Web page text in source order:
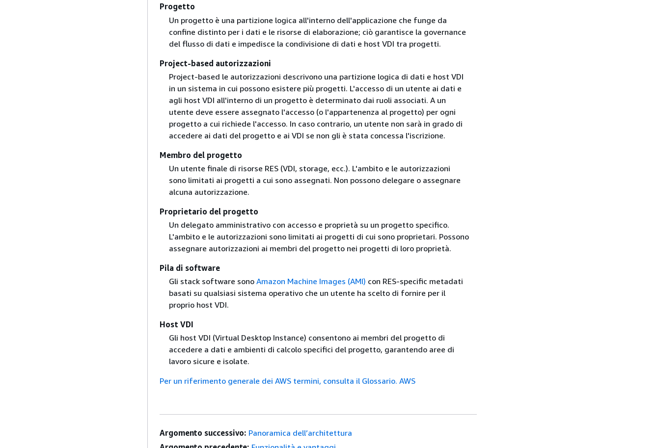
Progetto
Un progetto è una partizione logica all'interno dell'applicazione che funge da
confine distinto per i dati e le risorse di elaborazione; ciò garantisce la governance
del flusso di dati e impedisce la condivisione di dati e host VDI tra progetti.
Project-based autorizzazioni
Project-based le autorizzazioni descrivono una partizione logica di dati e host VDI
in un sistema in cui possono esistere più progetti. L'accesso di un utente ai dati e
agli host VDI all'interno di un progetto è determinato dai ruoli associati. A un
utente deve essere assegnato l'accesso (o l'appartenenza al progetto) per ogni
progetto a cui richiede l'accesso. In caso contrario, un utente non sarà in grado di
accedere ai dati del progetto e ai VDI se non gli è stata concessa l'iscrizione.
Membro del progetto
Un utente finale di risorse RES (VDI, storage, ecc.). L'ambito e le autorizzazioni
sono limitati ai progetti a cui sono assegnati. Non possono delegare o assegnare
alcuna autorizzazione.
Proprietario del progetto
Un delegato amministrativo con accesso e proprietà su un progetto specifico.
L'ambito e le autorizzazioni sono limitati ai progetti di cui sono proprietari. Possono
assegnare autorizzazioni ai membri del progetto nei progetti di loro proprietà.
Pila di software
Gli stack software sono Amazon Machine Images (AMI) con RES-specific metadati
basati su qualsiasi sistema operativo che un utente ha scelto di fornire per il
proprio host VDI.
Host VDI
Gli host VDI (Virtual Desktop Instance) consentono ai membri del progetto di
accedere a dati e ambienti di calcolo specifici del progetto, garantendo aree di
lavoro sicure e isolate.
Per un riferimento generale dei AWS termini, consulta il Glossario. AWS
Argomento successivo: Panoramica dell’architettura